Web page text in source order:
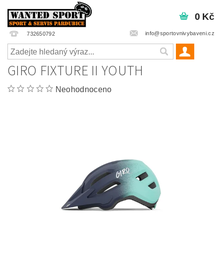
732650792 info@sportovnivybaveni.cz
0 Kč
GIRO FIXTURE II YOUTH
Neohodnoceno